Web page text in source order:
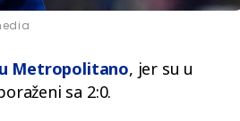
Metropolitano, jer su u
sa 2:0.